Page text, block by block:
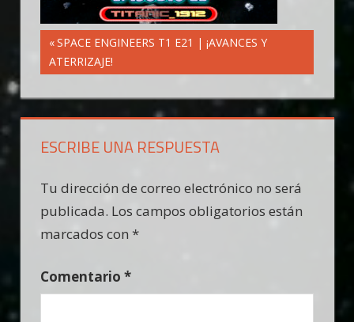
Navegación
de
entradas
Entrada
anterior:
SPACE ENGINEERS T1 E21 | ¡AVANCES Y
ATERRIZAJE!
ESCRIBE UNA RESPUESTA
Tu dirección de correo electrónico no será
publicada. Los campos obligatorios están
marcados con *
Comentario *